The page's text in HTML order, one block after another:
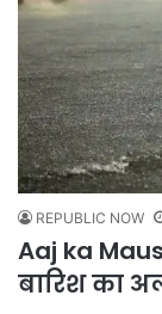
REPUBLIC NOW
Aaj ka
बारिश का